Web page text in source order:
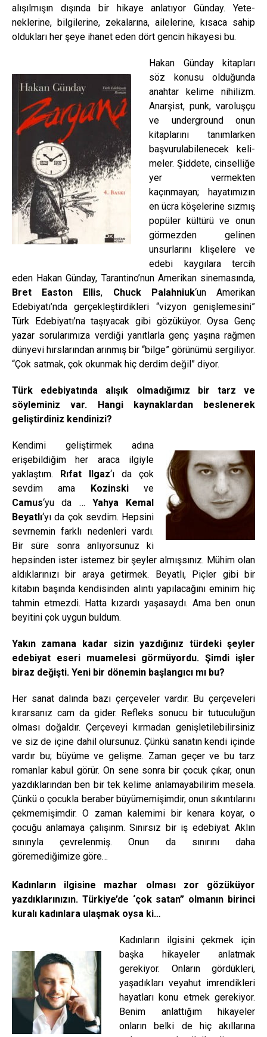
alışılmışın dışında bir hikaye an­latıyor Günday. Yete­
neklerine, bilgilerine, zekalarına, ailelerine, kısaca sahip
oldukları her şeye ihanet eden dört gencin hikayesi bu.
Hakan Günday kitapları
söz konusu olduğunda
anahtar kelime nihilizm.
Anarşist, punk, varoluşçu
ve underground onun
kitapları­nı tanımlarken
başvurulabilenecek keli­
meler. Şiddete, cinselliğe
yer vermekten
kaçınmayan; hayatımızın
en ücra köşele­rine sızmış
popüler kültürü ve onun
gör­mezden gelinen
unsurlarını klişelere ve
edebi kaygılara tercih
eden Hakan Gün­day, Tarantino’nun Amerikan sinemasın­da,
Bret Easton Ellis, Chuck Palahniuk‘un Amerikan
Edebiyatı’nda gerçekleştirdik­leri “vizyon genişlemesini”
Türk Edebiyatı’na taşıyacak gibi gözüküyor. Oysa Genç
yazar sorularımıza verdiği yanıtlarla genç yaşına rağmen
dünyevi hırsların­dan arınmış bir “bilge” görünümü sergiliyor.
“Çok satmak, çok okunmak hiç der­dim değil” diyor.
Türk edebiyatında alışık olmadığımız bir tarz ve
söyleminiz var. Hangi kaynaklardan beslenerek
geliştirdiniz kendinizi?
Kendimi geliştirmek adına
erişebildiğim her araca ilgiyle
yaklaştım. Rıfat Ilgaz‘ı da çok
sevdim ama Kozinskive
Camus‘yu da … Yahya Kemal
Beyatlı‘yı da çok sevdim. Hepsini
sevrnemin farklı nedenleri vardı.
Bir süre sonra anlıyorsunuz ki
hepsinden ister istemez bir şeyler almışsınız. Mühim olan
aldıklarınızı bir araya getirmek. Beyatlı, Piçler gibi bir
kitabın başında kendisinden alıntı yapılacağını eminim hiç
tahmin etmezdi. Hatta kızardı yaşasaydı. Ama ben onun
beyitini çok uygun buldum.
Yakın zamana kadar sizin yazdığınız türdeki şeyler
edebiyat eseri muamelesi görmüyordu. Şimdi işler
biraz değişti. Yeni bir dönemin başlangıcı mı bu?
Her sanat dalında bazı çerçeveler vardır. Bu çerçeveleri
kırarsanız cam da gider. Refleks sonucu bir tutuculuğun
olması doğaldır. Çerçeveyi kırmadan genişletilebilirsiniz
ve siz de içine dahil olursunuz. Çünkü sanatın kendi içinde
vardır bu; büyüme ve gelişme. Zaman geçer ve bu tarz
romanlar kabul görür. On sene sonra bir çocuk çıkar, onun
yazdıklarından ben bir tek kelime anlamayabilirim mesela.
Çünkü o çocukla beraber büyümemişimdir, onun sıkıntılarını
çekmemişimdir. O zaman kalemimi bir kenara koyar, o
çocuğu anlamaya çalışınm. Sınırsız bir iş edebiyat. Aklın
sınınyla çevrelenmiş. Onun da sınırını daha
göremediğimize göre…
Kadınların ilgisine mazhar olması zor gözüküyor
yazdıklarınızın. Türkiye’de ‘çok satan” olmanın birinci
kuralı kadınlara ulaşmak oysa ki…
Kadınların ilgisini çekmek için
başka hikayeler anlatmak
gerekiyor. Onların gördükleri,
yaşadıkları veyahut imrendikleri
hayatları konu etmek gerekiyor.
Benim anlattığım hikayeler
onların belki de hiç akıllarına